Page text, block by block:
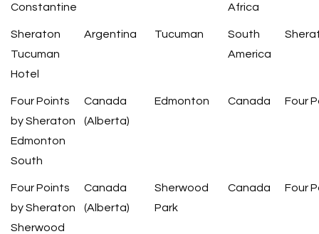
Constantine
Africa
Sheraton
Tucuman
Hotel
Argentina Tucuman
South
America
Four Points
by Sheraton
Edmonton
South
Canada
(Alberta)
Edmonton Canada Four
Four Points
by Sheraton
Sherwood
Canada
(Alberta)
Sherwood
Park
Canada Four